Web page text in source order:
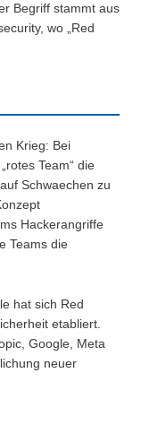
Begriff stammt aus
wo „Red
Krieg: Bei
Team“ die
Schwaechen zu
Hackerangriffe
Teams die
hat sich Red
etabliert.
Google, Meta
neuer